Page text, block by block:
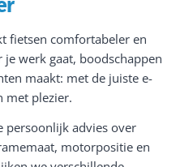
fietsen comfortabeler en
werk gaat, boodschappen
maakt: met de juiste e-
met plezier.
persoonlijk advies over
motorpositie en